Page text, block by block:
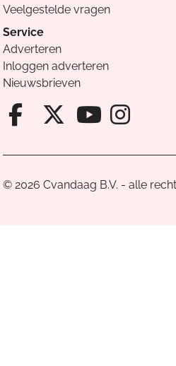
Veelgestelde vragen
Service
Adverteren
Inloggen adverteren
Nieuwsbrieven
Facebook van
X van
© 2026 Cvandaag B.V. - alle